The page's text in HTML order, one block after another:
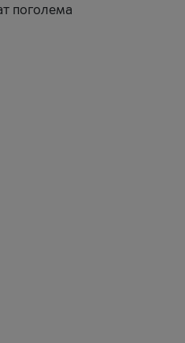
поголема